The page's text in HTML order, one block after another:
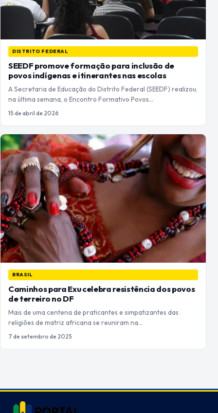
DISTRITO FEDERAL
SEEDF promove formação para inclusão de
povos indígenas e itinerantes nas escolas
A Secretaria de Educação do Distrito Federal (SEEDF) realizou,
na última semana, o Encontro Formativo Povos…
15 de abril de 2026
BRASIL
Caminhos para Exu celebra resistência dos povos
de terreiro no DF
Mais de uma centena de praticantes e simpatizantes das
religiões de matriz africana se reuniram na…
7 de setembro de 2025